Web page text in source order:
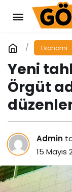
Ekonomi
Yeni
Örgüt
Admin
15 Mayıs